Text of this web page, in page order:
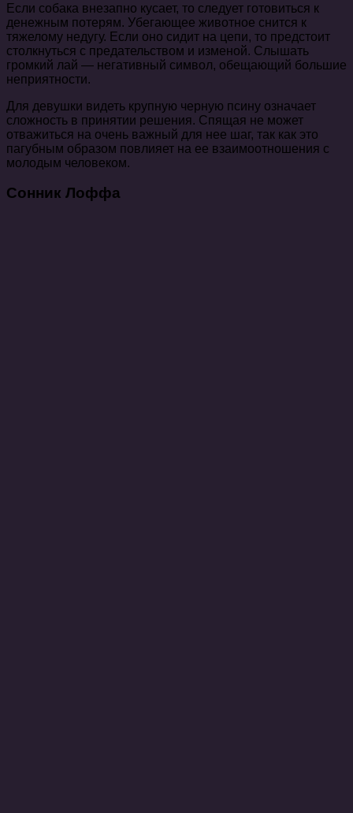
Если собака внезапно кусает, то следует готовиться к
денежным потерям. Убегающее животное снится к
тяжелому недугу. Если оно сидит на цепи, то предстоит
столкнуться с предательством и изменой. Слышать
громкий лай — негативный символ, обещающий большие
неприятности.
Для девушки видеть крупную черную псину означает
сложность в принятии решения. Спящая не может
отважиться на очень важный для нее шаг, так как это
пагубным образом повлияет на ее взаимоотношения с
молодым человеком.
Сонник Лоффа